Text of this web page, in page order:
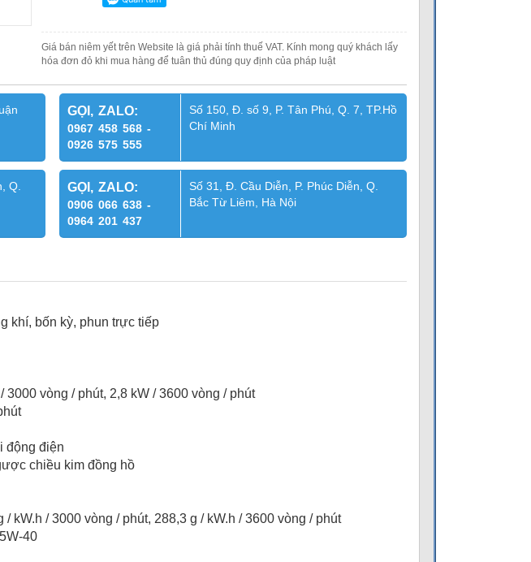
Giá bán niêm yết trên Website là giá phải tính thuế VAT. Kính mong quý khách lấy
hóa đơn đỏ khi mua hàng để tuân thủ đúng quy định của pháp luật
GỌI, ZALO:
0967 458 568 -
0926 575 555
Số 150, Đ. số 9, P. Tân Phú, Q. 7, TP.Hồ
Chí Minh
Q.
GỌI, ZALO:
0906 066 638 -
0964 201 437
Số 31, Đ. Cầu Diễn, P. Phúc Diễn, Q.
Bắc Từ Liêm, Hà Nội
khí, bốn kỳ, phun trực tiếp
vòng / phút, 2,8 kW / 3600 vòng / phút
động điện
chiều kim đồng hồ
kW.h / 3000 vòng / phút, 288,3 g / kW.h / 3600 vòng / phút
40